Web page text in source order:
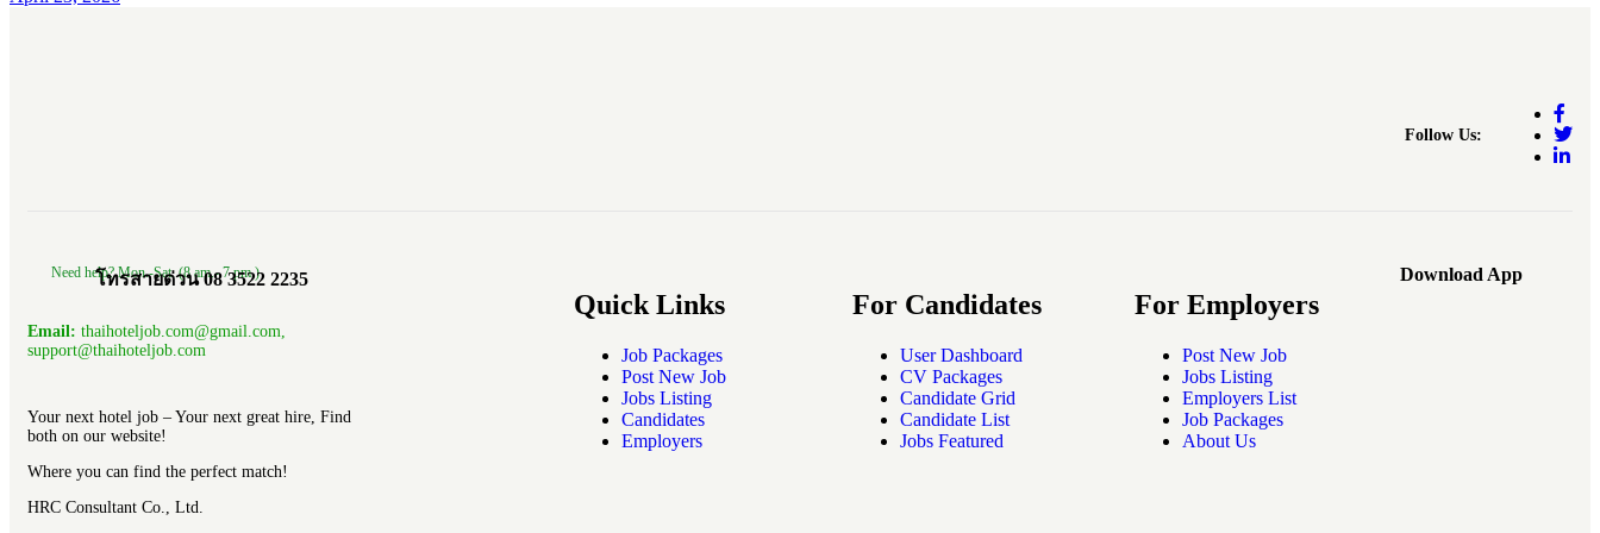
Follow Us:
Need help? Mon.-Sat. (8 am.- 7 pm.)
โทรสายด่วน 08 3522 2235
Email: thaihoteljob.com@gmail.com,
support@thaihoteljob.com
Your next hotel job – Your next great hire, Find
both on our website!
Where you can find the perfect match!
HRC Consultant Co., Ltd.
Quick Links
Job Packages
Post New Job
Jobs Listing
Candidates
Employers
For Candidates
User Dashboard
CV Packages
Candidate Grid
Candidate List
Jobs Featured
For Employers
Post New Job
Jobs Listing
Employers List
Job Packages
About Us
Download App